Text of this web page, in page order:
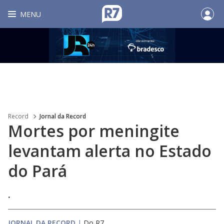
MENU
Record Jornal da Record
Mortes por meningite
levantam alerta no Estado
do Pará
.